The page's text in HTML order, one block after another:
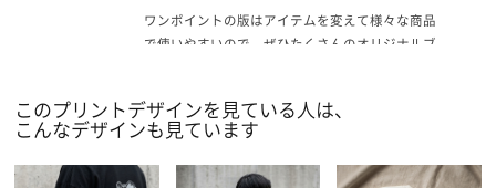
ワンポイントの版はアイテムを変えて様々な商品
で使いやすいので、ぜひたくさんのオリジナルブ
このプリントデザインを見ている人は、
こんなデザインも見ています